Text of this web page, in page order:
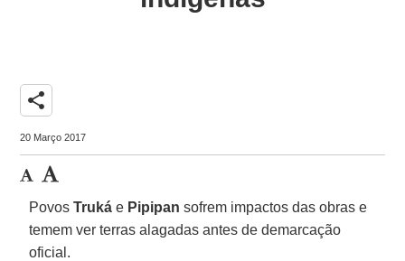
share
20 Março 2017
PovosTruká e Pipipan sofrem impactos das obras e
temem ver terras alagadas antes de demarcação
oficial.